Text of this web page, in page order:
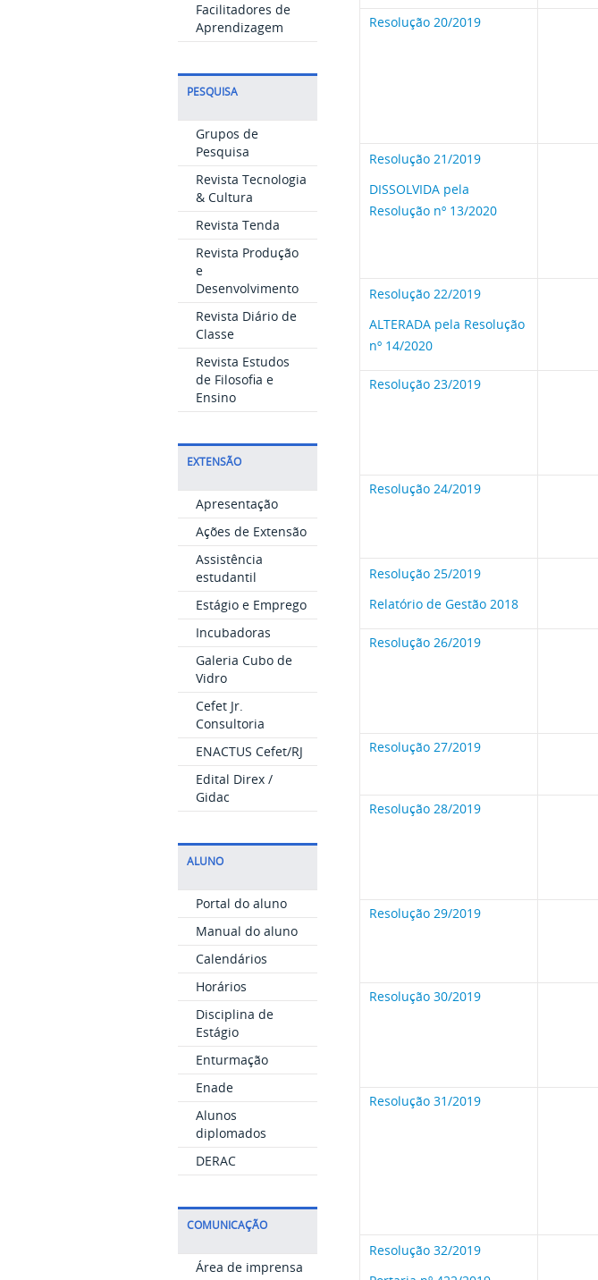
Facilitadores de
Aprendizagem
PESQUISA
Grupos de
Pesquisa
Revista Tecnologia
& Cultura
Revista Tenda
Revista Produção
e
Desenvolvimento
Revista Diário de
Classe
Revista Estudos
de Filosofia e
Ensino
EXTENSÃO
Apresentação
Ações de Extensão
Assistência
estudantil
Estágio e Emprego
Incubadoras
Galeria Cubo de
Vidro
Cefet Jr.
Consultoria
ENACTUS Cefet/RJ
Edital Direx /
Gidac
ALUNO
Portal do aluno
Manual do aluno
Calendários
Horários
Disciplina de
Estágio
Enturmação
Enade
Alunos
diplomados
DERAC
COMUNICAÇÃO
Área de imprensa
Resolução 20/2019
Resolução 21/2019
DISSOLVIDA pela
Resolução nº 13/2020
Resolução 22/2019
ALTERADA pela Resolução
nº 14/2020
Resolução 23/2019
Resolução 24/2019
Resolução 25/2019
Relatório de Gestão 2018
Resolução 26/2019
Resolução 27/2019
Resolução 28/2019
Resolução 29/2019
Resolução 30/2019
Resolução 31/2019
Resolução 32/2019